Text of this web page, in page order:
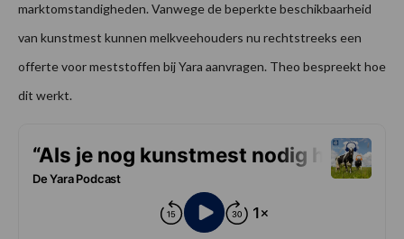
marktomstandigheden. Vanwege de beperkte beschikbaarheid
van kunstmest kunnen melkveehouders nu rechtstreeks een
offerte voor meststoffen bij Yara aanvragen. Theo bespreekt hoe
dit werkt.